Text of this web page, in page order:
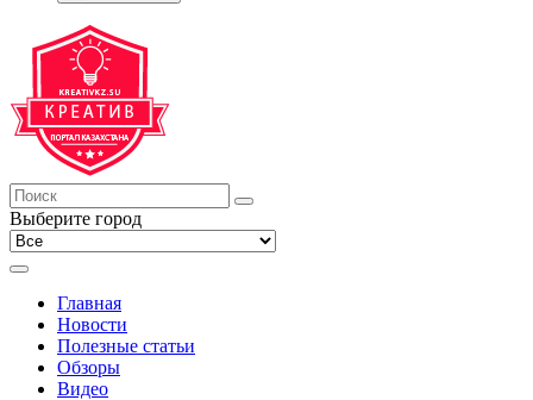
Выберите город
Главная
Новости
Полезные статьи
Обзоры
Видео